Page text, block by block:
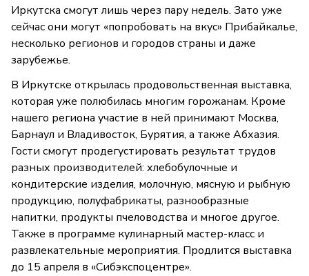
Иркутска смогут лишь через пару недель. Зато уже
сейчас они могут «попробовать на вкус» Прибайкалье,
несколько регионов и городов страны и даже
зарубежье.
В Иркутске открылась продовольственная выставка,
которая уже полюбилась многим горожанам. Кроме
нашего региона участие в ней принимают Москва,
Барнаул и Владивосток, Бурятия, а также Абхазия.
Гости смогут продегустировать результат трудов
разных производителей: хлебобулочные и
кондитерские изделия, молочную, мясную и рыбную
продукцию, полуфабрикаты, разнообразные
напитки, продукты пчеловодства и многое другое.
Также в программе кулинарный мастер-класс и
развлекательные мероприятия. Продлится выставка
до 15 апреля в «Сибэкспоцентре».